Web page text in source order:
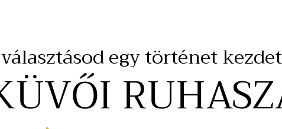
egy történet